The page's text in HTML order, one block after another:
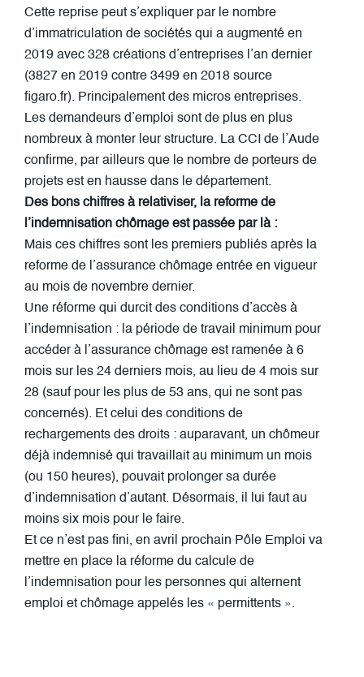
Cette reprise peut s’expliquer par le nombre
d’immatriculation de sociétés qui a augmenté en
2019 avec 328 créations d’entreprises l’an dernier
(3827 en 2019 contre 3499 en 2018 source
figaro.fr). Principalement des micros entreprises.
Les demandeurs d’emploi sont de plus en plus
nombreux à monter leur structure. La CCI de l’Aude
confirme, par ailleurs que le nombre de porteurs de
projets est en hausse dans le département.
Des bons chiffres à relativiser, la reforme de
l’indemnisation chômage est passée par là :
Mais ces chiffres sont les premiers publiés après la
reforme de l’assurance chômage entrée en vigueur
au mois de novembre dernier.
Une réforme qui durcit des conditions d’accès à
l’indemnisation : la période de travail minimum pour
accéder à l’assurance chômage est ramenée à 6
mois sur les 24 derniers mois, au lieu de 4 mois sur
28 (sauf pour les plus de 53 ans, qui ne sont pas
concernés). Et celui des conditions de
rechargements des droits : auparavant, un chômeur
déjà indemnisé qui travaillait au minimum un mois
(ou 150 heures), pouvait prolonger sa durée
d’indemnisation d’autant. Désormais, il lui faut au
moins six mois pour le faire.
Et ce n’est pas fini, en avril prochain Pôle Emploi va
mettre en place la réforme du calcule de
l’indemnisation pour les personnes qui alternent
emploi et chômage appelés les « permittents ».